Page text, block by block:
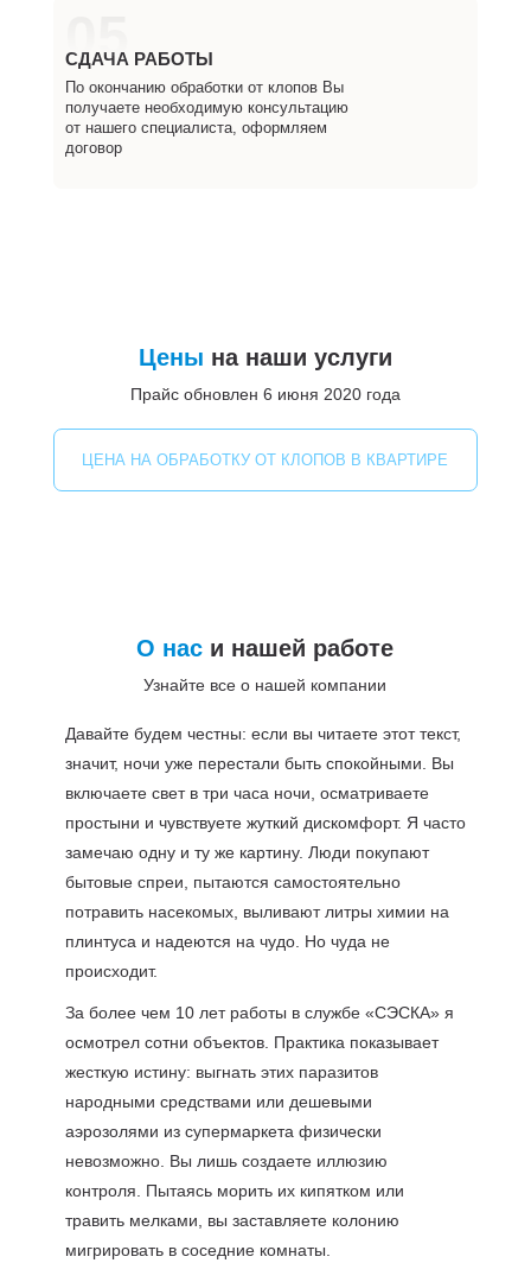
05
СДАЧА РАБОТЫ
По окончанию обработки от клопов Вы
получаете необходимую консультацию
от нашего специалиста, оформляем
договор
Цены на наши услуги
Прайс обновлен 6 июня 2020 года
ЦЕНА НА ОБРАБОТКУ ОТ КЛОПОВ В КВАРТИРЕ
О нас и нашей работе
Узнайте все о нашей компании
Давайте будем честны: если вы читаете этот текст,
значит, ночи уже перестали быть спокойными. Вы
включаете свет в три часа ночи, осматриваете
простыни и чувствуете жуткий дискомфорт. Я часто
замечаю одну и ту же картину. Люди покупают
бытовые спреи, пытаются самостоятельно
потравить насекомых, выливают литры химии на
плинтуса и надеются на чудо. Но чуда не
происходит.
За более чем 10 лет работы в службе «СЭСКА» я
осмотрел сотни объектов. Практика показывает
жесткую истину: выгнать этих паразитов
народными средствами или дешевыми
аэрозолями из супермаркета физически
невозможно. Вы лишь создаете иллюзию
контроля. Пытаясь морить их кипятком или
травить мелками, вы заставляете колонию
мигрировать в соседние комнаты.